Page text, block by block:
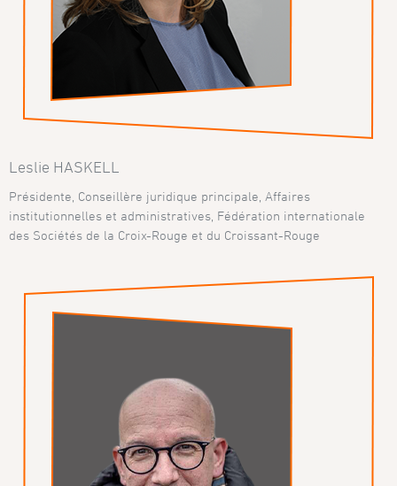
Leslie HASKELL
Présidente, Conseillère juridique principale, Affaires
institutionnelles et administratives, Fédération internationale
des Sociétés de la Croix-Rouge et du Croissant-Rouge